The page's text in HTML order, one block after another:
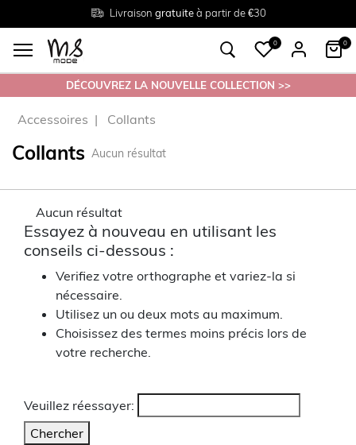
Livraison gratuiteà partir de €30
Tailles du38 au 54
Retourgratuit en magasin
0 0
DÉCOUVREZ LA NOUVELLE COLLECTION >>
Accessoires Collants
Collants Aucun résultat
Aucun résultat
Essayez à nouveau en utilisant les
conseils ci-dessous :
Verifiez votre orthographe et variez-la si
nécessaire.
Utilisez un ou deux mots au maximum.
Choisissez des termes moins précis lors de
votre recherche.
Veuillez réessayer:
Chercher